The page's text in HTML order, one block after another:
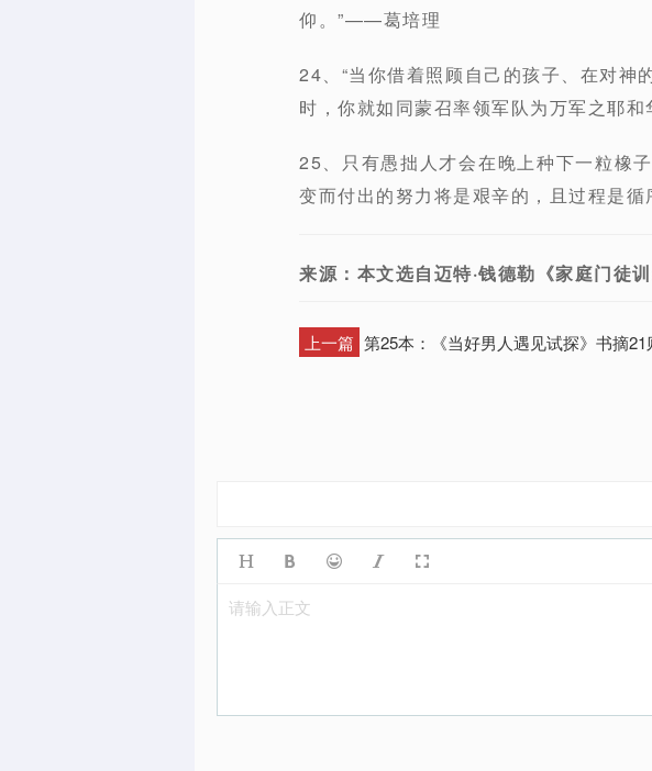
仰。”——葛培理
24、“当你借着照顾自己的孩子、在对神
时，你就如同蒙召率领军队为万军之耶
25、只有愚拙人才会在晚上种下一粒橡
变而付出的努力将是艰辛的，且过程是循
来源：本文选自迈特·钱德勒《家庭门徒
上一篇 第25本：《当好男人遇见试探》书摘21
请输入正文